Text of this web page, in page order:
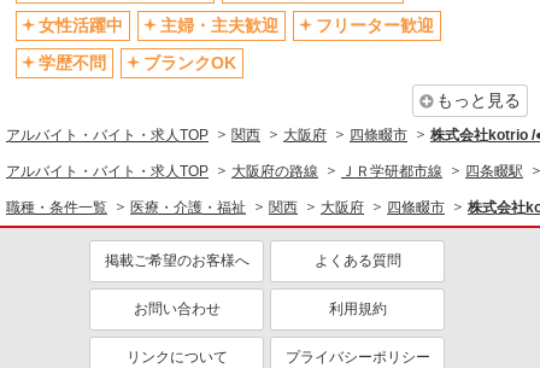
退職金・財形貯蓄制度あり
各種手当（家族・役職・インセン
ティブなど）あり
制服貸与
同じ職種から求人を探す
同じ特徴から求人を探す
ミドル（40代～）活躍中
ボーナス・賞与あり
車通勤OK
交通費支給
社会保険あり
女性活躍中
主婦・主夫歓迎
フリーター歓迎
学歴不問
ブランクOK
もっと見る
アルバイト・バイト・求人TOP 関西 大阪府 四條畷市 株式会社kotrio /
アルバイト・バイト・求人TOP 大阪府の路線 ＪＲ学研都市線 四条畷駅
職種・条件一覧 医療・介護・福祉 関西 大阪府 四條畷市 株式会社
掲載ご希望のお客様へ よくある質問
お問い合わせ 利用規約
リンクについて プライバシーポリシー